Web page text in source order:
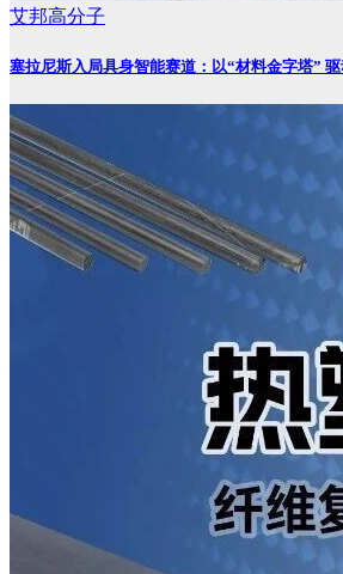
艾邦高分子
塞拉尼斯入局具身智能赛道：以“材料金字塔”